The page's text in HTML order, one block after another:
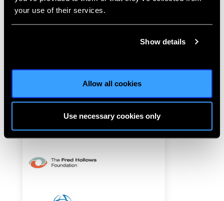
your use of their services.
Show details
Allow all cookies
Use necessary cookies only